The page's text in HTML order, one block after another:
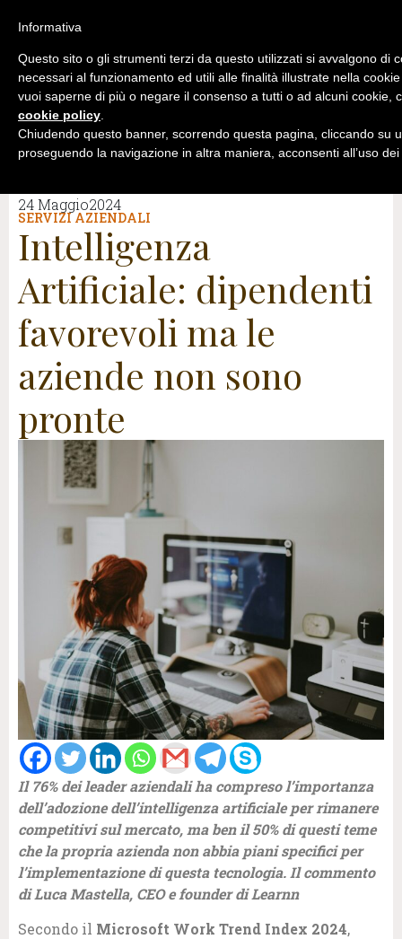
24 Maggio2024
SERVIZI AZIENDALI
Intelligenza
Artificiale: dipendenti
favorevoli ma le
aziende non sono
pronte
Il 76% dei leader aziendali ha compreso l’importanza
dell’adozione dell’intelligenza artificiale per rimanere
competitivi sul mercato, ma ben il 50% di questi teme
che la propria azienda non abbia piani specifici per
l’implementazione di questa tecnologia. Il commento
di Luca Mastella, CEO e founder di Learnn
Secondo il Microsoft Work Trend Index 2024,
Informativa
Questo sito o gli strumenti terzi da questo utilizzati si avvalgono di
necessari al funzionamento ed utili alle finalità illustrate nella
vuoi saperne di più o negare il consenso a tutti o ad alcuni cookie,
cookie policy.
Chiudendo questo banner, scorrendo questa pagina, cliccando su
proseguendo la navigazione in altra maniera, acconsenti all’uso